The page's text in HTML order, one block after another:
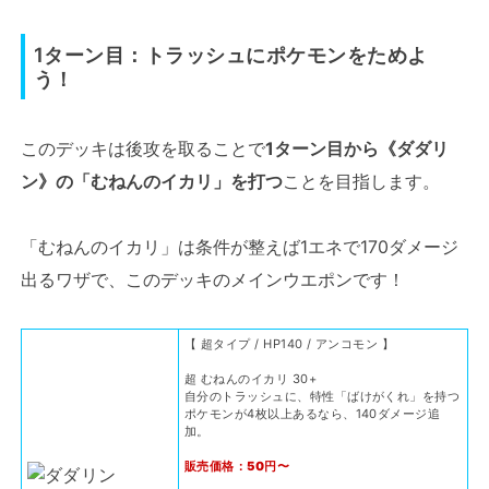
1ターン目：トラッシュにポケモンをためよ
う！
このデッキは後攻を取ることで1ターン目から《ダダリ
ン》の「むねんのイカリ」を打つことを目指します。
「むねんのイカリ」は条件が整えば1エネで170ダメージ
出るワザで、このデッキのメインウエポンです！
【 超タイプ / HP140 / アンコモン 】
超 むねんのイカリ 30+
自分のトラッシュに、特性「ばけがくれ」を持つ
ポケモンが4枚以上あるなら、140ダメージ追
加。
販売価格：50円〜